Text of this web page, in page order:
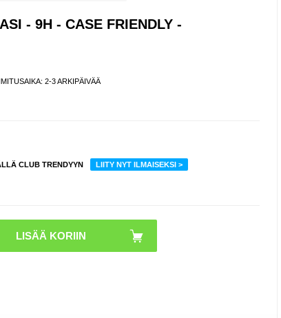
- 9H - CASE FRIENDLY -
2-3 ARKIPÄIVÄÄ
CLUB TRENDYYN LIITY NYT ILMAISEKSI >